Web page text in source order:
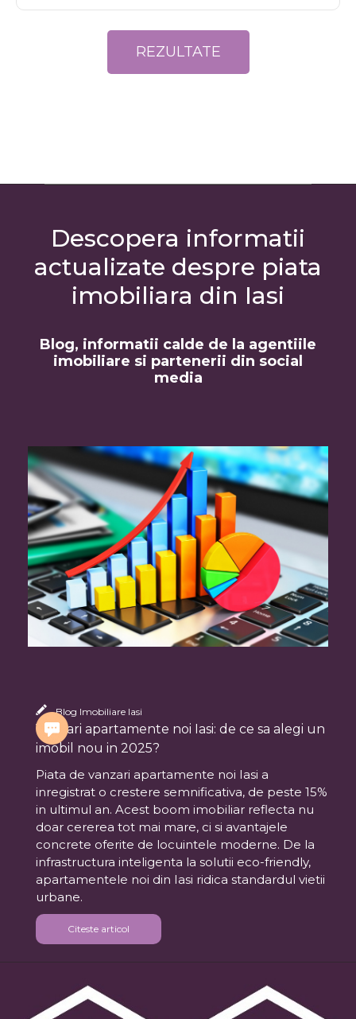
Descopera informatii
actualizate despre piata
imobiliara din Iasi
Blog, informatii calde de la agentiile
imobiliare si partenerii din social
media
Blog Imobiliare Iasi
Vanzari apartamente noi Iasi: de ce sa alegi un
imobil nou in 2025?
Piata de vanzari apartamente noi Iasi a
inregistrat o crestere semnificativa, de peste 15%
in ultimul an. Acest boom imobiliar reflecta nu
doar cererea tot mai mare, ci si avantajele
concrete oferite de locuintele moderne. De la
infrastructura inteligenta la solutii eco-friendly,
apartamentele noi din Iasi ridica standardul vietii
urbane.
Citeste articol